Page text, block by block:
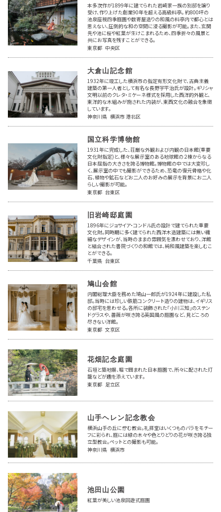
本多次作が1899年に建てられた岩崎家一族の別邸を譲り
受け、作り上げた創業90年を超える高級料亭。 約800坪の
池泉座視四季庭園や数寄屋造りの和風の料亭内で都心とは
思えない、圧倒的な和の空間に浸る撮影が可能。また、玄関
先や池に桜や紅葉が生けこまれるため、四季折々の風景と
共にお写真を残すことができる。
東京都 中央区
大倉山記念館
1932年に竣工した横浜市の指定有形文化財で、古典主義
建築の第一人者として有名な長野宇平治氏が設計。ギリシャ
文明以前のクレタ・ミケーネ様式を採用した西洋的外観と、
東洋的な木組みが施された内装が、東西文化の融合を象徴
しています。
神奈川県 横浜市 港北区
国立科学博物館
1931年に完成した、荘厳な外観および内観の日本館(重要
文化財指定)と、様々な展示室のある地球館の２棟からなる
日本屈指の大きさを誇る博物館。博物館の中では大変珍し
く、展示室の中でも撮影ができるため、恐竜の復元骨格や化
石、植物や鉱石などお二人のお好みの展示を背景にお二人
らしい撮影が可能。
東京都 台東区
旧岩崎邸庭園
1896年にジョサイア・コンドル氏の設計で建てられた重要
文化財。同時期に多く建てられた西洋木造建築には無い繊
細なデザインが、当時のままの雰囲気を漂わせており、洋館
と結合された書院づくりの和館では、純和風建築を楽しむこ
とができる。
千葉県 台東区
鳩山会館
内閣総理大臣を務めた鳩山一郎氏が1924年に建設した私
邸。当時には珍しい鉄筋コンクリート造りの建物は、イギリス
の邸宅を思わせる。各所に装飾された「小川三知」のステン
ドグラスや、薔薇が咲き誇る英国風の庭園など、見どころの
尽きない洋館。
東京都 文京区
花畑記念庭園
石垣と築地塀、堀で囲まれた日本庭園で、所々に配された灯
籠などが趣を添えています。
東京都 足立区
山手ヘレン記念教会
横浜山手の丘に佇む教会。礼拝堂はいくつものバラをモチー
フに彩られ、庭には緑の木々や色とりどりの花が咲き誇る独
立型教会。ペットとの撮影も可能。
神奈川県 横浜市
池田山公園
紅葉が美しい池泉回遊式庭園